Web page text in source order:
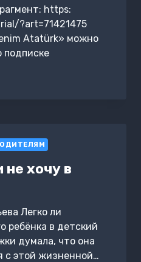
https:
?art=71421475
Atatürk» можно
подписке
хочу в
Легко ли
ребёнка в детский
думала, что она
с этой жизненной…